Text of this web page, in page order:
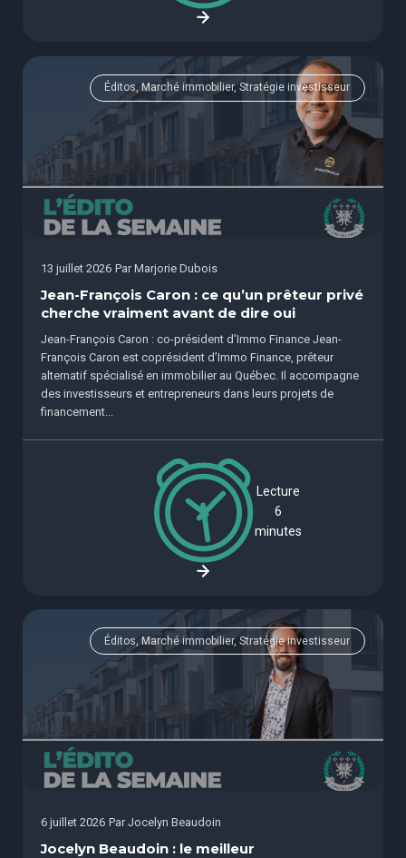
Éditos, Marché immobilier, Stratégie investisseur
13 juillet 2026 Par Marjorie Dubois
Jean-François Caron : ce qu’un prêteur privé
cherche vraiment avant de dire oui
Jean-François Caron : co-président d'Immo Finance Jean-
François Caron est coprésident d’Immo Finance, prêteur
alternatif spécialisé en immobilier au Québec. Il accompagne
des investisseurs et entrepreneurs dans leurs projets de
financement...
Lecture
6
minutes
Éditos, Marché immobilier, Stratégie investisseur
6 juillet 2026 Par Jocelyn Beaudoin
Jocelyn Beaudoin : le meilleur